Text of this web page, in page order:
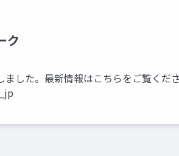
ク
した。最新情報はこちらをご覧くださ